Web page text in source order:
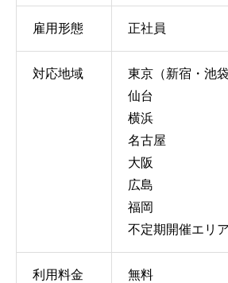
雇用形態 正社員
対応地域
東京（新宿・池
仙台
横浜
名古屋
大阪
広島
福岡
不定期開催エリ
利用料金 無料